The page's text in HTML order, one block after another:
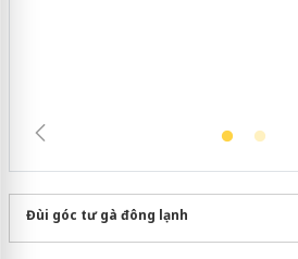
Đùi góc tư gà đông lạnh